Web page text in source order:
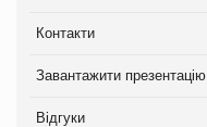
Контакти
Завантажити презентацію
Відгуки